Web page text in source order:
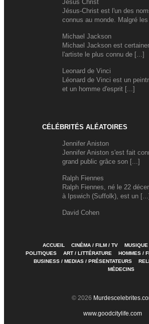
Jésus Christ
Jésus-Christ est l'un des
connus au monde. Malgré
Michael Jackson
Michael Jackson est
l'artiste le plus connu de [...]
Leonard de Vinci
Léonard de Vinci est un
et un homme d'esprit [...]
CÉLÉBRITÉS ALÉATOIRES
Jennifer Aniston
Jennifer Aniston s'est fait
grand public grâce son [...]
Ralph Fiennes
Ralph Fiennes, né le 22
à Ipswich (Suffolk), est un [...]
David Cohen
ACCUEIL CINÉMA / FILM / TV MUSIQUE
POLITIQUES
ART / LITTÉRATURE HOMMES /
BUSINESS / MEDIAS / PRÉSENTATEURS
MÉDECINS
© 2026
www.goodcitylife.com